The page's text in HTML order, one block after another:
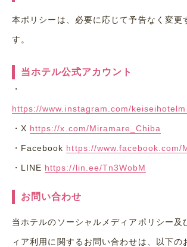
本ポリシーは、必要に応じて予告なく変更
す。
当ホテル公式アカウント
https://www.instagram.com/
・X https://x.com/Miramare_Chiba
・ Facebook https://www.facebook.com/
・ LINE https://lin.ee/Tn3WobM
お問い合わせ
当ホテルのソーシャルメディアポリシー及
ィア利用に関するお問い合わせは、以下の